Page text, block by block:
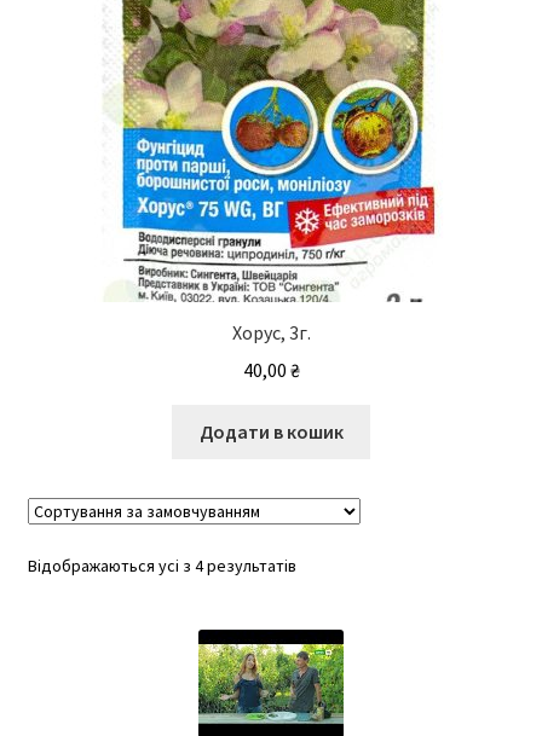
сторінці
товару
Хорус, 3г.
40,00 ₴
Додати в кошик
Відображаються усі з 4 результатів